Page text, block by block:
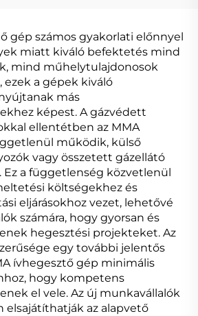
gép számos gyakorlati előnnyel
miatt kiváló befektetés mind
mind műhelytulajdonosok
ezek a gépek kiváló
más
képest. A gázvédett
ellentétben az MMA
működik, külső
vagy összetett gázellátó
Ez a függetlenség közvetlenül
költségekhez és
eljárásokhoz vezet, lehetővé
számára, hogy gyorsan és
hegesztési projekteket. Az
egy további jelentős
ívhegesztő gép minimális
hogy kompetens
el vele. Az új munkavállalók
elsajátíthatják az alapvető